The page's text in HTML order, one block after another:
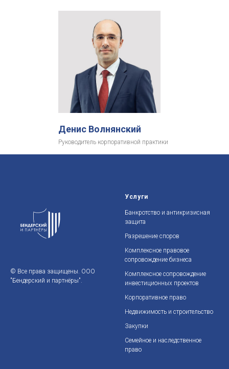
Денис Волнянский
Руководитель корпоративной практики
© Все права защищены. ООО
"Бендерский и партнёры".
Услуги
Банкротство и антикризисная
защита
Разрешение споров
Комплексное правовое
сопровождение бизнеса
Комплексное сопровождение
инвестиционных проектов
Корпоративное право
Недвижимость и строительство
Закупки
Семейное и наследственное
правo